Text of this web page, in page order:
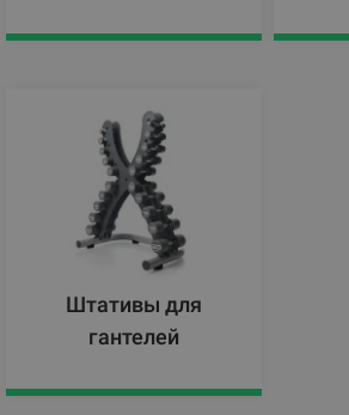
Штативы для
гантелей